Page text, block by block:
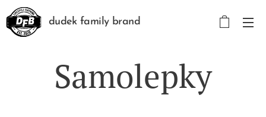
dudek family brand
Samolepky